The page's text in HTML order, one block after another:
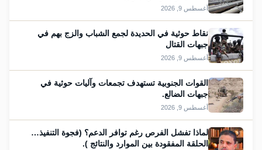
أغسطس 9, 2026
نقاط حوثية في الحديدة لجمع الشباب والزج بهم في
جبهات القتال
أغسطس 9, 2026
القوات الجنوبية تستهدف تجمعات وآليات حوثية في
جبهات الضالع.
أغسطس 9, 2026
لماذا تفشل الفرص رغم توافر الدعم؟ (فجوة التنفيذ…
الحلقة المفقودة بين الموارد والنتائج ).